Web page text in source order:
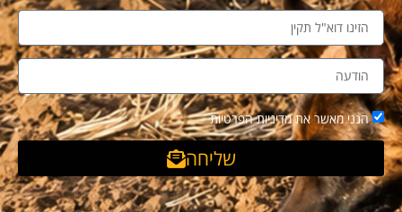
הנני מאשר את מדיניות הפרטיות
שליחה